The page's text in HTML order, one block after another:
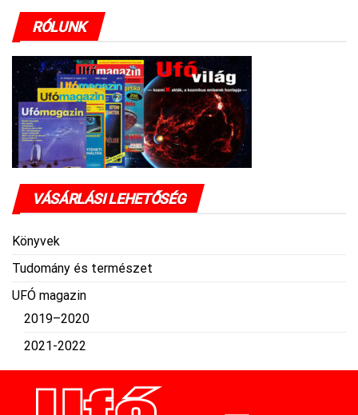
RÓLUNK
VÁSÁRLÁSI LEHETŐSÉG
Könyvek
Tudomány és természet
UFÓ magazin
2019–2020
2021-2022